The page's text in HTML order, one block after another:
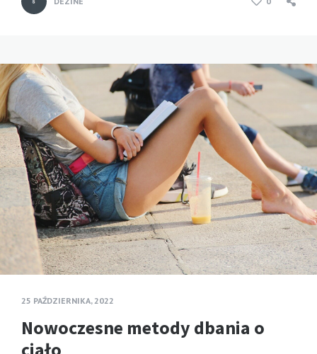
25 PAŹDZIERNIKA, 2022
Nowoczesne metody dbania o